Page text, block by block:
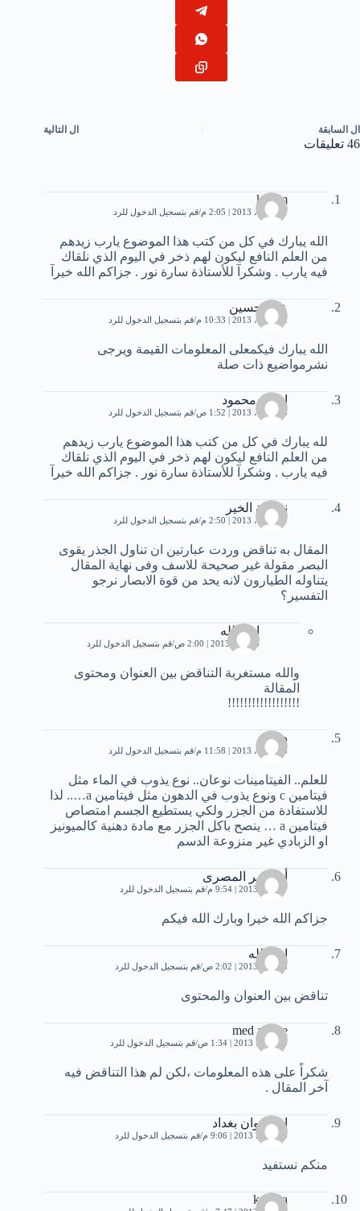
ال السابقة ال التالية
46 تعليقات
karam
11 أبريل، 2013 | 2:05 م قم بتسجيل الدخول للرد
الله يبارك في كل من كتب هذا الموضوع يارب زيدهم
من العلم النافع ليكون لهم ذخر في اليوم الذي نلقاك
فيه يارب . وشكرآ للأستاذة سارة نور . جزاكم الله خيرآ
علي حسين
12 أبريل، 2013 | 10:33 م قم بتسجيل الدخول للرد
الله يبارك فيكمعلى المعلومات القيمة ويرجى
نشرمواضيع ذات صلة
ايهاب محمود
13 أبريل، 2013 | 1:52 ص قم بتسجيل الدخول للرد
لله يبارك في كل من كتب هذا الموضوع يارب زيدهم
من العلم النافع ليكون لهم ذخر في اليوم الذي نلقاك
فيه يارب . وشكرآ للأستاذة سارة نور . جزاكم الله خيرآ
نفيسة الخير
21 أبريل، 2013 | 2:50 م قم بتسجيل الدخول للرد
المقال به تناقض وردت عبارتين ان تناول الجذر يقوى
البصر مقولة غير صحيحة للاسف وفى نهاية المقال
يتناوله الطيارون لانه يحد من قوة الابصار نرجو
التفسير؟
امة الله
8 يونيو، 2013 | 2:00 ص قم بتسجيل الدخول للرد
والله مستغربة التناقض بين العنوان ومحتوى
المقالة
!!!!!!!!!!!!!!!!!!
د.
23 أبريل، 2013 | 11:58 م قم بتسجيل الدخول للرد
للعلم.. الفيتامينات نوعان.. نوع يذوب في الماء مثل
فيتامين c ونوع يذوب في الدهون مثل فيتامين a….. لذا
للاستفادة من الجزر ولكي يستطيع الجسم امتصاص
فيتامين a … ينصح باكل الجزر مع مادة دهنية كالميونيز
او الزبادي غير منزوعة الدسم
أبو عمر المصرى
7 يونيو، 2013 | 9:54 م قم بتسجيل الدخول للرد
جزاكم الله خيرا وبارك الله فيكم
امة الله
8 يونيو، 2013 | 2:02 ص قم بتسجيل الدخول للرد
تناقض بين العنوان والمحتوى
med amine
19 يونيو، 2013 | 1:34 ص قم بتسجيل الدخول للرد
شكراً على هذه المعلومات ،لكن لم هذا التناقض فيه
آخر المقال .
ام غزوان بغداد
20 يونيو، 2013 | 9:06 م قم بتسجيل الدخول للرد
منكم نستفيد
karima